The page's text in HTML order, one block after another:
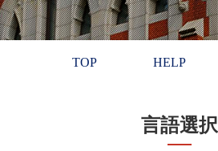
TOP HELP
言語選択